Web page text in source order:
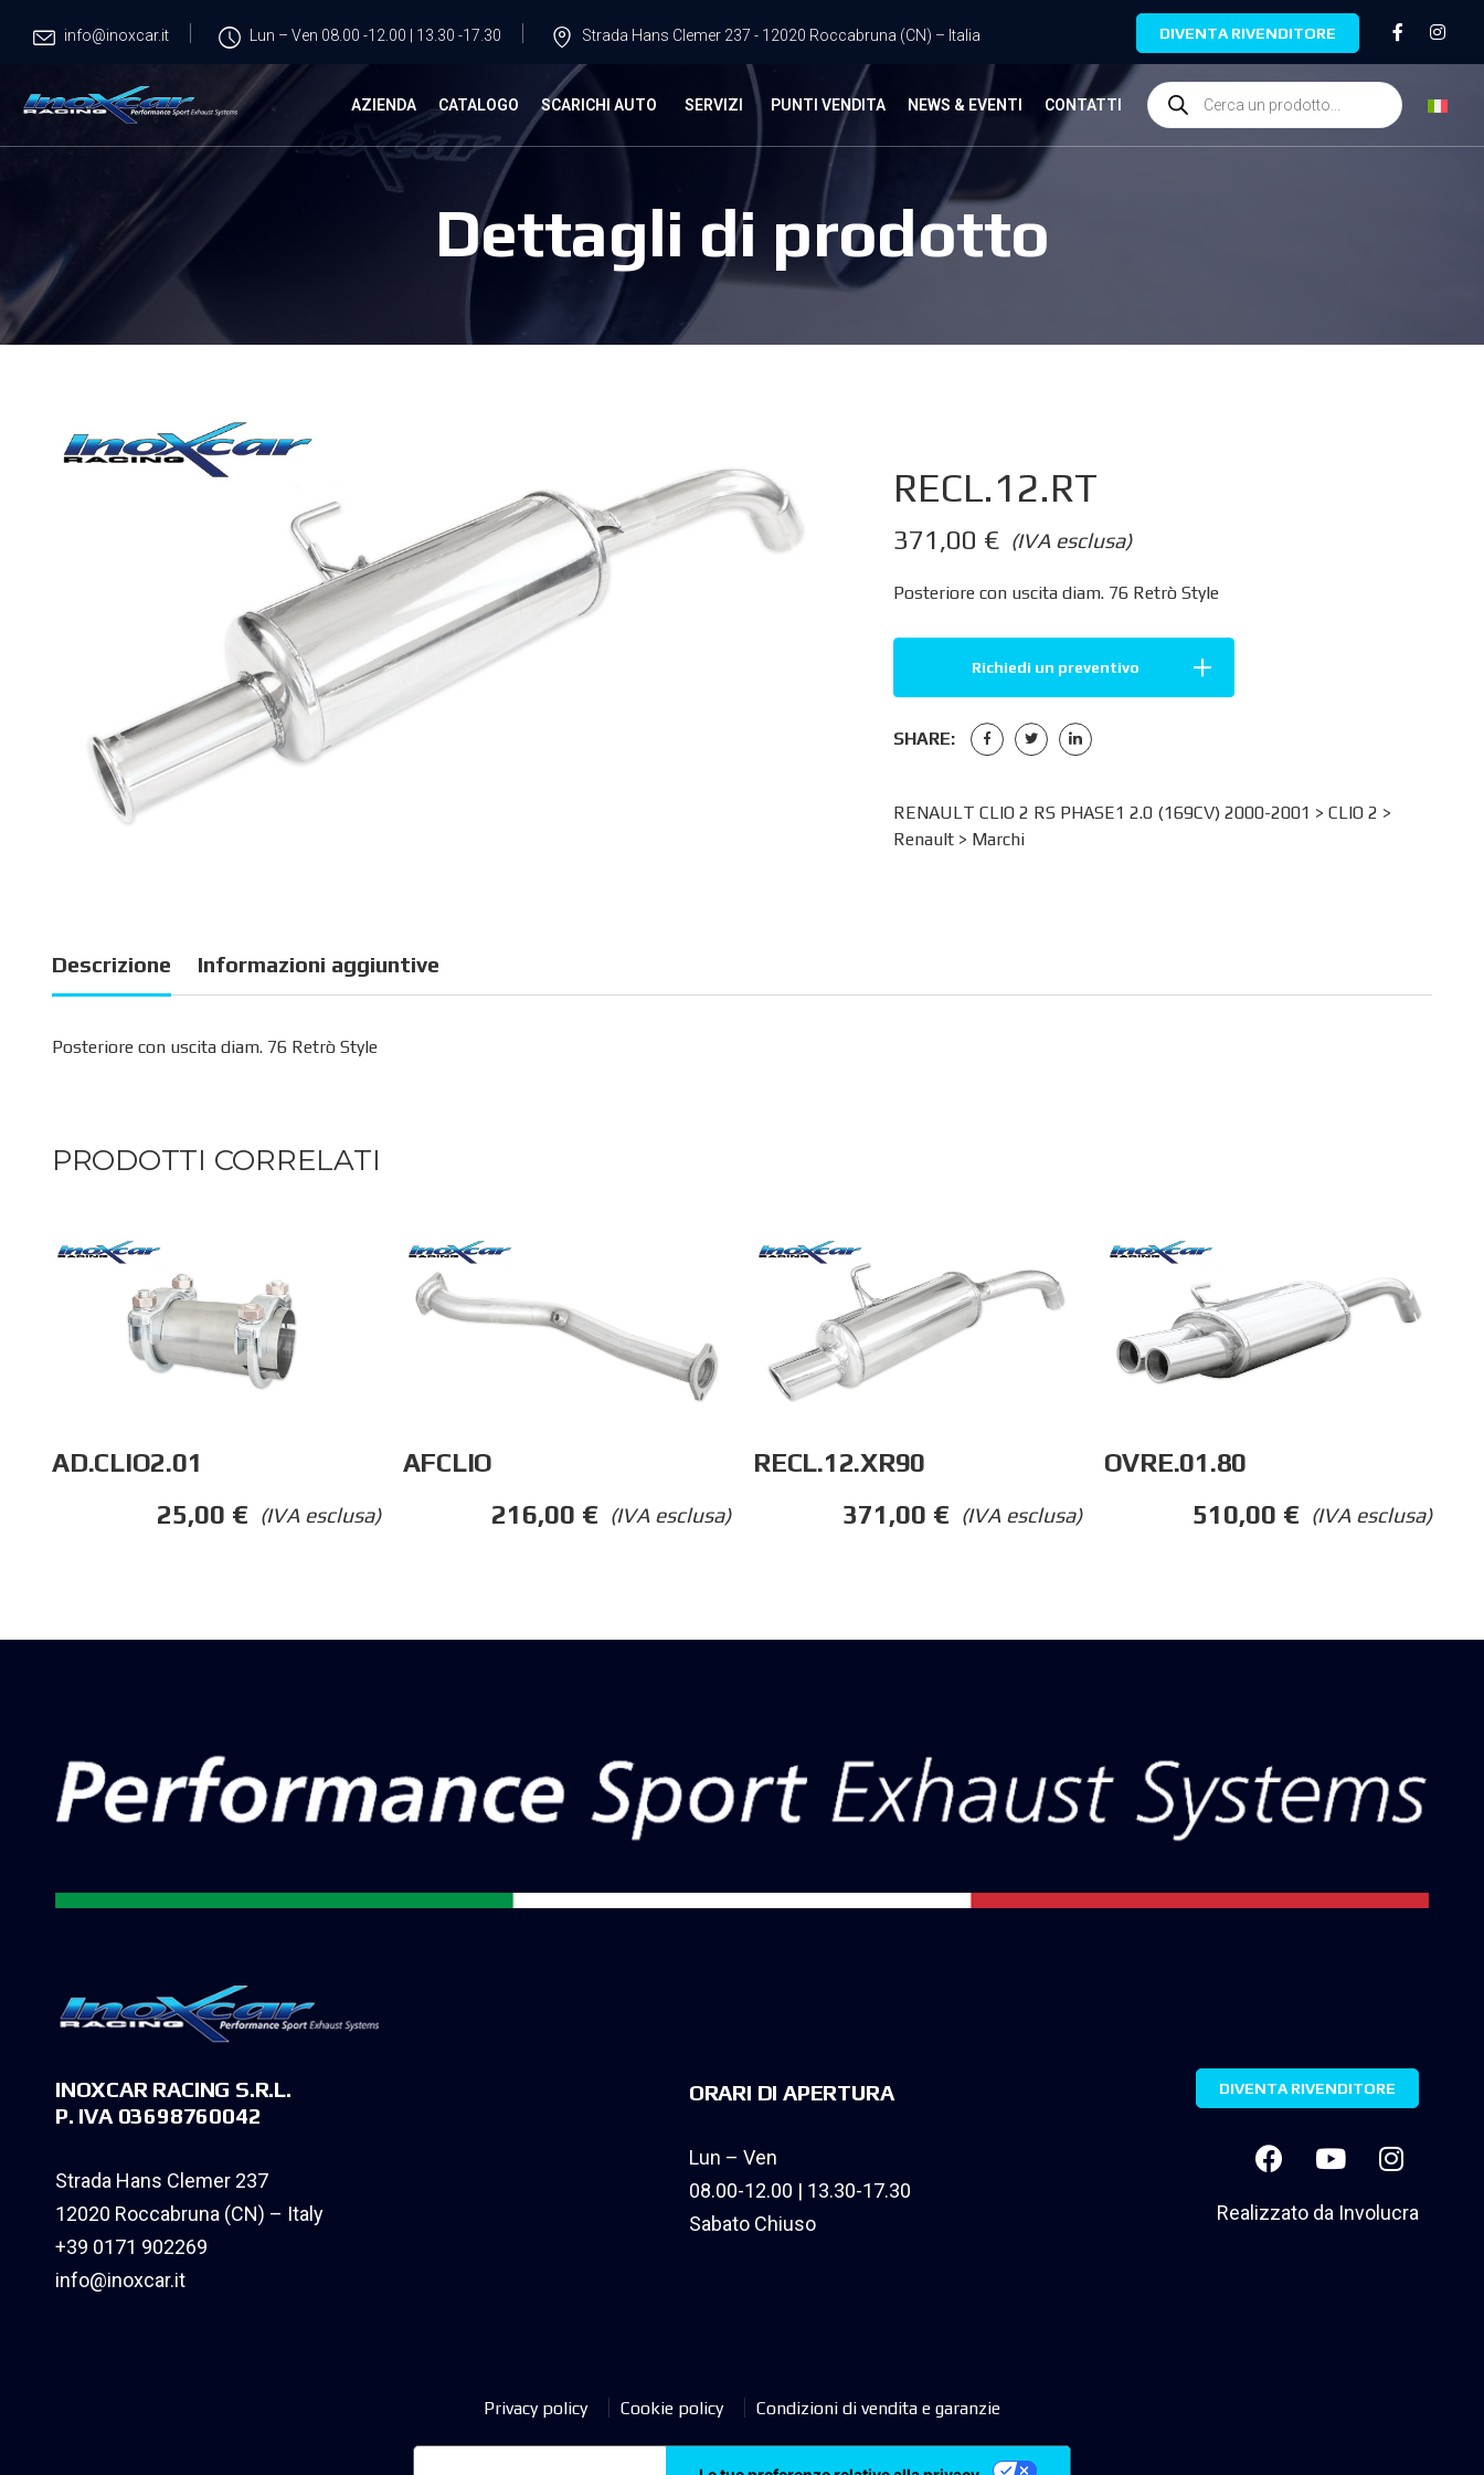
info@inoxcar.it Lun – Ven 08.00 -12.00 | 13.30 -17.30 Strada Hans Clemer 237 - 12020 Roccabruna (CN) – Italia DIVENTA RIVENDITORE
AZIENDA CATALOGO SCARICHI AUTO SERVIZI PUNTI VENDITA NEWS & EVENTI CONTATTI
Dettagli di prodotto
RECL.12.RT
(IVA esclusa)
371,00 €
Posteriore con uscita diam. 76 Retrò Style
Richiedi un preventivo
SHARE:
RENAULT CLIO 2 RS PHASE1 2.0 (169CV) 2000-2001 > CLIO 2 >
Renault> Marchi
Descrizione Informazioni aggiuntive
Posteriore con uscita diam. 76 Retrò Style
PRODOTTI CORRELATI
AD.CLIO2.01
(IVA esclusa)
25,00 €
AFCLIO
(IVA esclusa)
216,00 €
RECL.12.XR90
(IVA esclusa)
371,00 €
OVRE.01.80
(IVA esclusa)
510,00 €
INOXCAR RACING S.R.L.
P. IVA 03698760042
Strada Hans Clemer 237
12020 Roccabruna (CN) – Italy
+39 0171 902269
info@inoxcar.it
ORARI DI APERTURA
Lun – Ven
08.00-12.00 | 13.30-17.30
Sabato Chiuso
DIVENTA RIVENDITORE
Realizzato da Involucra
Privacy policy Cookie policy Condizioni di vendita e garanzie